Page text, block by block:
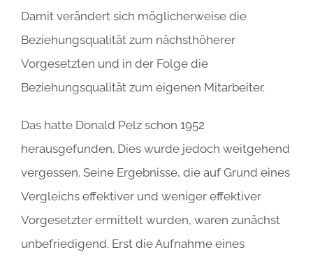
Damit verändert sich möglicherweise die
Beziehungsqualität zum nächsthöherer
Vorgesetzten und in der Folge die
Beziehungsqualität zum eigenen Mitarbeiter.
Das hatte Donald Pelz schon 1952
herausgefunden. Dies wurde jedoch weitgehend
vergessen. Seine Ergebnisse, die auf Grund eines
Vergleichs effektiver und weniger effektiver
Vorgesetzter ermittelt wurden, waren zunächst
unbefriedigend. Erst die Aufnahme eines